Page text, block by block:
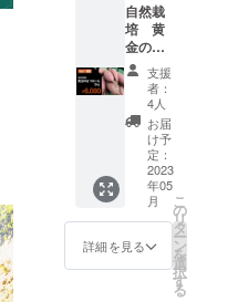
自然栽
培 黄
金のさ
つまい
も 3kg
●自然栽
培 黄
金のさ
つまい
（3kg）
をお送
りいた
しま
す。 無
支援
者：
4人
お届
け予
定：
2023
年05
月
詳細を見る
こ
の
リ
タ
ー
ン
を
選
択
す
る